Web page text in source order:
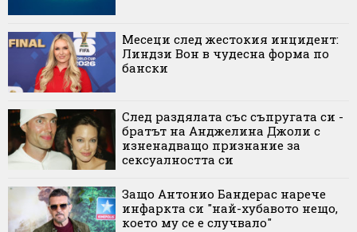
Месеци след жестокия инцидент:
Линдзи Вон в чудесна форма по
бански
След раздялата със съпругата си -
братът на Анджелина Джоли с
изненадващо признание за
сексуалността си
Защо Антонио Бандерас нарече
инфаркта си "най-хубавото нещо,
което му се е случвало"